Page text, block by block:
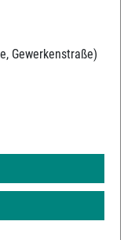
Gewerkenstraße)